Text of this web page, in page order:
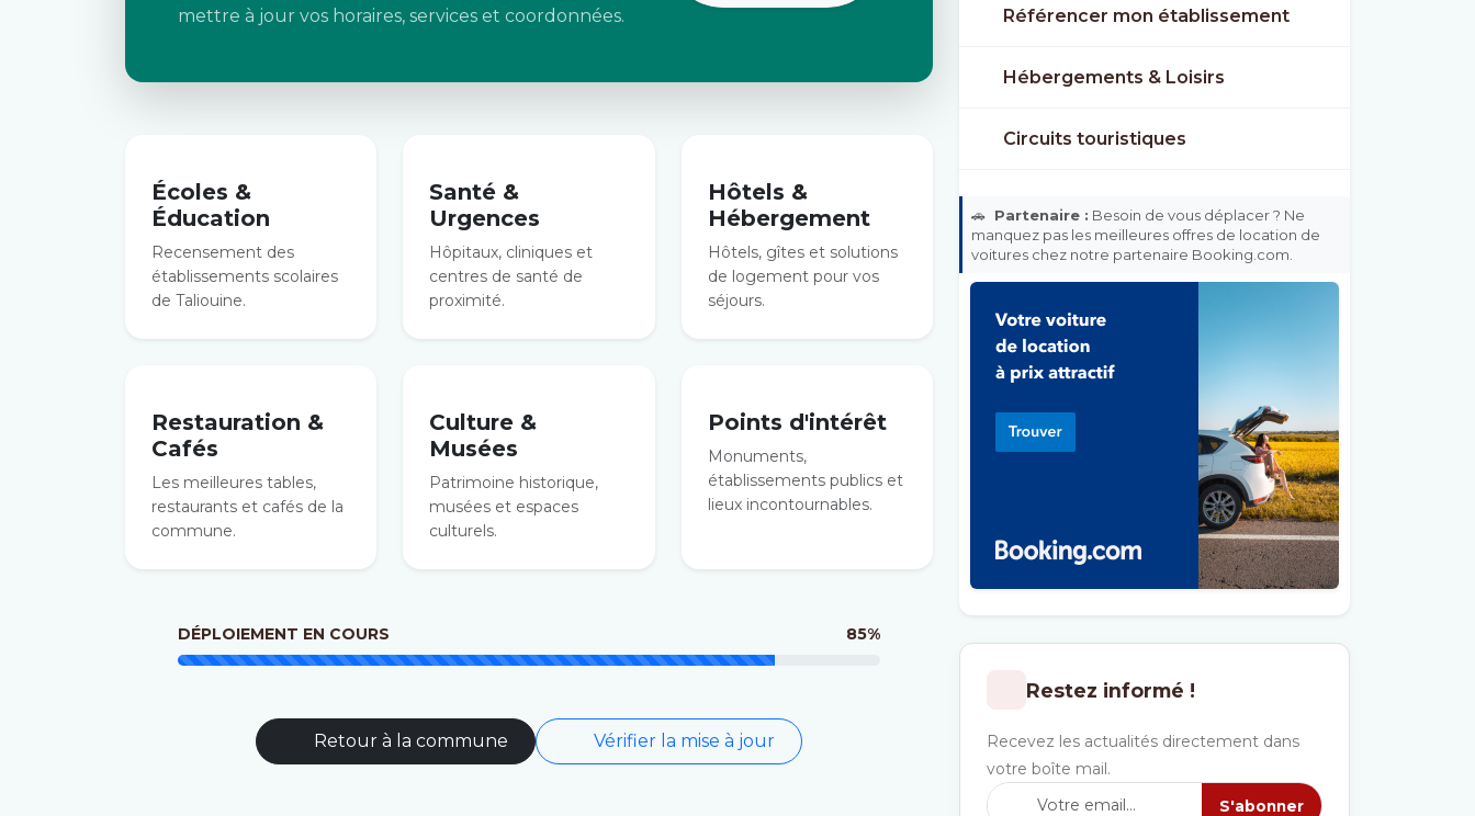
mettre à jour vos horaires, services et coordonnées.
Écoles &
Éducation
Recensement des
établissements scolaires
de Taliouine.
Santé &
Urgences
Hôpitaux, cliniques et
centres de santé de
proximité.
Hôtels &
Hébergement
Hôtels, gîtes et solutions
de logement pour vos
séjours.
Restauration &
Cafés
Les meilleures tables,
restaurants et cafés de la
commune.
Culture &
Musées
Patrimoine historique,
musées et espaces
culturels.
Points d'intérêt
Monuments,
établissements publics et
lieux incontournables.
DÉPLOIEMENT EN COURS 85%
Retour à la commune Vérifier la mise à jour
Référencer mon établissement
Hébergements & Loisirs
Circuits touristiques
🚗 Partenaire : Besoin de vous déplacer ? Ne
manquez pas les meilleures offres de location de
voitures chez notre partenaire Booking.com.
Restez informé !
Recevez les actualités directement dans
votre boîte mail.
S'abonner